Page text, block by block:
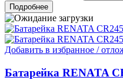
Подробнее
Добавить в избранное /
Батарейка RENATA